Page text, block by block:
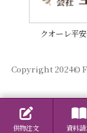
供物注文 資料
クオーレ平
Copyright 2024©